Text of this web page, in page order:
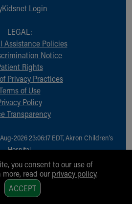
Login
LEGAL:
Assistance Policies
Notice
Rights
Privacy Practices
of Use
Policy
Transparency
2026 23:06:17 EDT, Akron Children‘s
Hospital.
Reserved.
you consent to our use of
more, read our privacy policy.
ACCEPT